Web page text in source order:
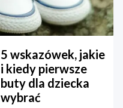
5 wskazówek, jakie
i kiedy pierwsze
buty dla dziecka
wybrać